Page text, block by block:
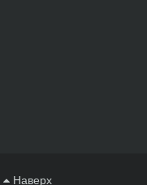
Наверх